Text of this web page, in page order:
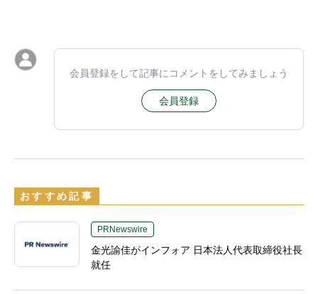
会員登録をして記事にコメントをしてみましょう
会員登録
おすすめ記事
PRNewswire
金光諭佳がインフォア 日本法人代表取締役社長
就任